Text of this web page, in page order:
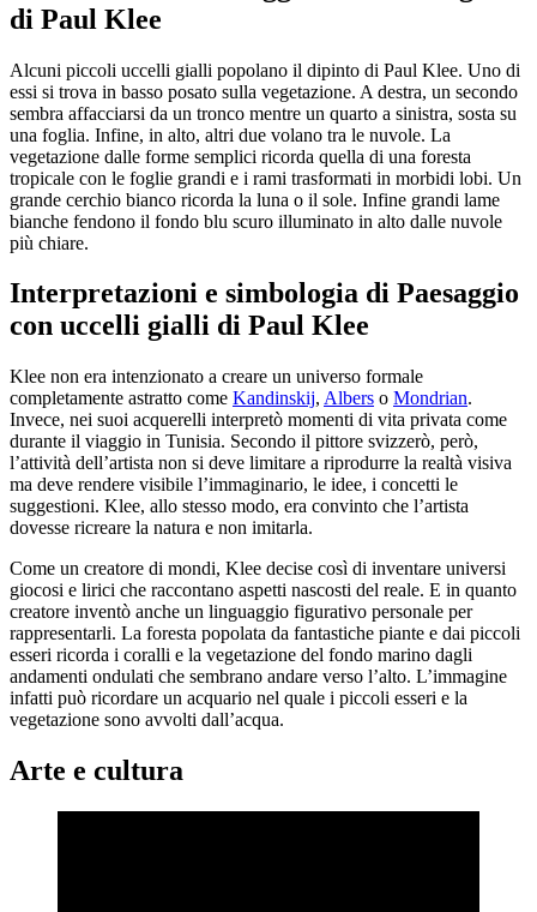
di Paul Klee
Alcuni piccoli uccelli gialli popolano il dipinto di Paul Klee. Uno di
essi si trova in basso posato sulla vegetazione. A destra, un secondo
sembra affacciarsi da un tronco mentre un quarto a sinistra, sosta su
una foglia. Infine, in alto, altri due volano tra le nuvole. La
vegetazione dalle forme semplici ricorda quella di una foresta
tropicale con le foglie grandi e i rami trasformati in morbidi lobi. Un
grande cerchio bianco ricorda la luna o il sole. Infine grandi lame
bianche fendono il fondo blu scuro illuminato in alto dalle nuvole
più chiare.
Interpretazioni e simbologia di Paesaggio
con uccelli gialli di Paul Klee
Klee non era intenzionato a creare un universo formale
completamente astratto come Kandinskij, Albers o Mondrian.
Invece, nei suoi acquerelli interpretò momenti di vita privata come
durante il viaggio in Tunisia. Secondo il pittore svizzerò, però,
l’attività dell’artista non si deve limitare a riprodurre la realtà visiva
ma deve rendere visibile l’immaginario, le idee, i concetti le
suggestioni. Klee, allo stesso modo, era convinto che l’artista
dovesse ricreare la natura e non imitarla.
Come un creatore di mondi, Klee decise così di inventare universi
giocosi e lirici che raccontano aspetti nascosti del reale. E in quanto
creatore inventò anche un linguaggio figurativo personale per
rappresentarli. La foresta popolata da fantastiche piante e dai piccoli
esseri ricorda i coralli e la vegetazione del fondo marino dagli
andamenti ondulati che sembrano andare verso l’alto. L’immagine
infatti può ricordare un acquario nel quale i piccoli esseri e la
vegetazione sono avvolti dall’acqua.
Arte e cultura